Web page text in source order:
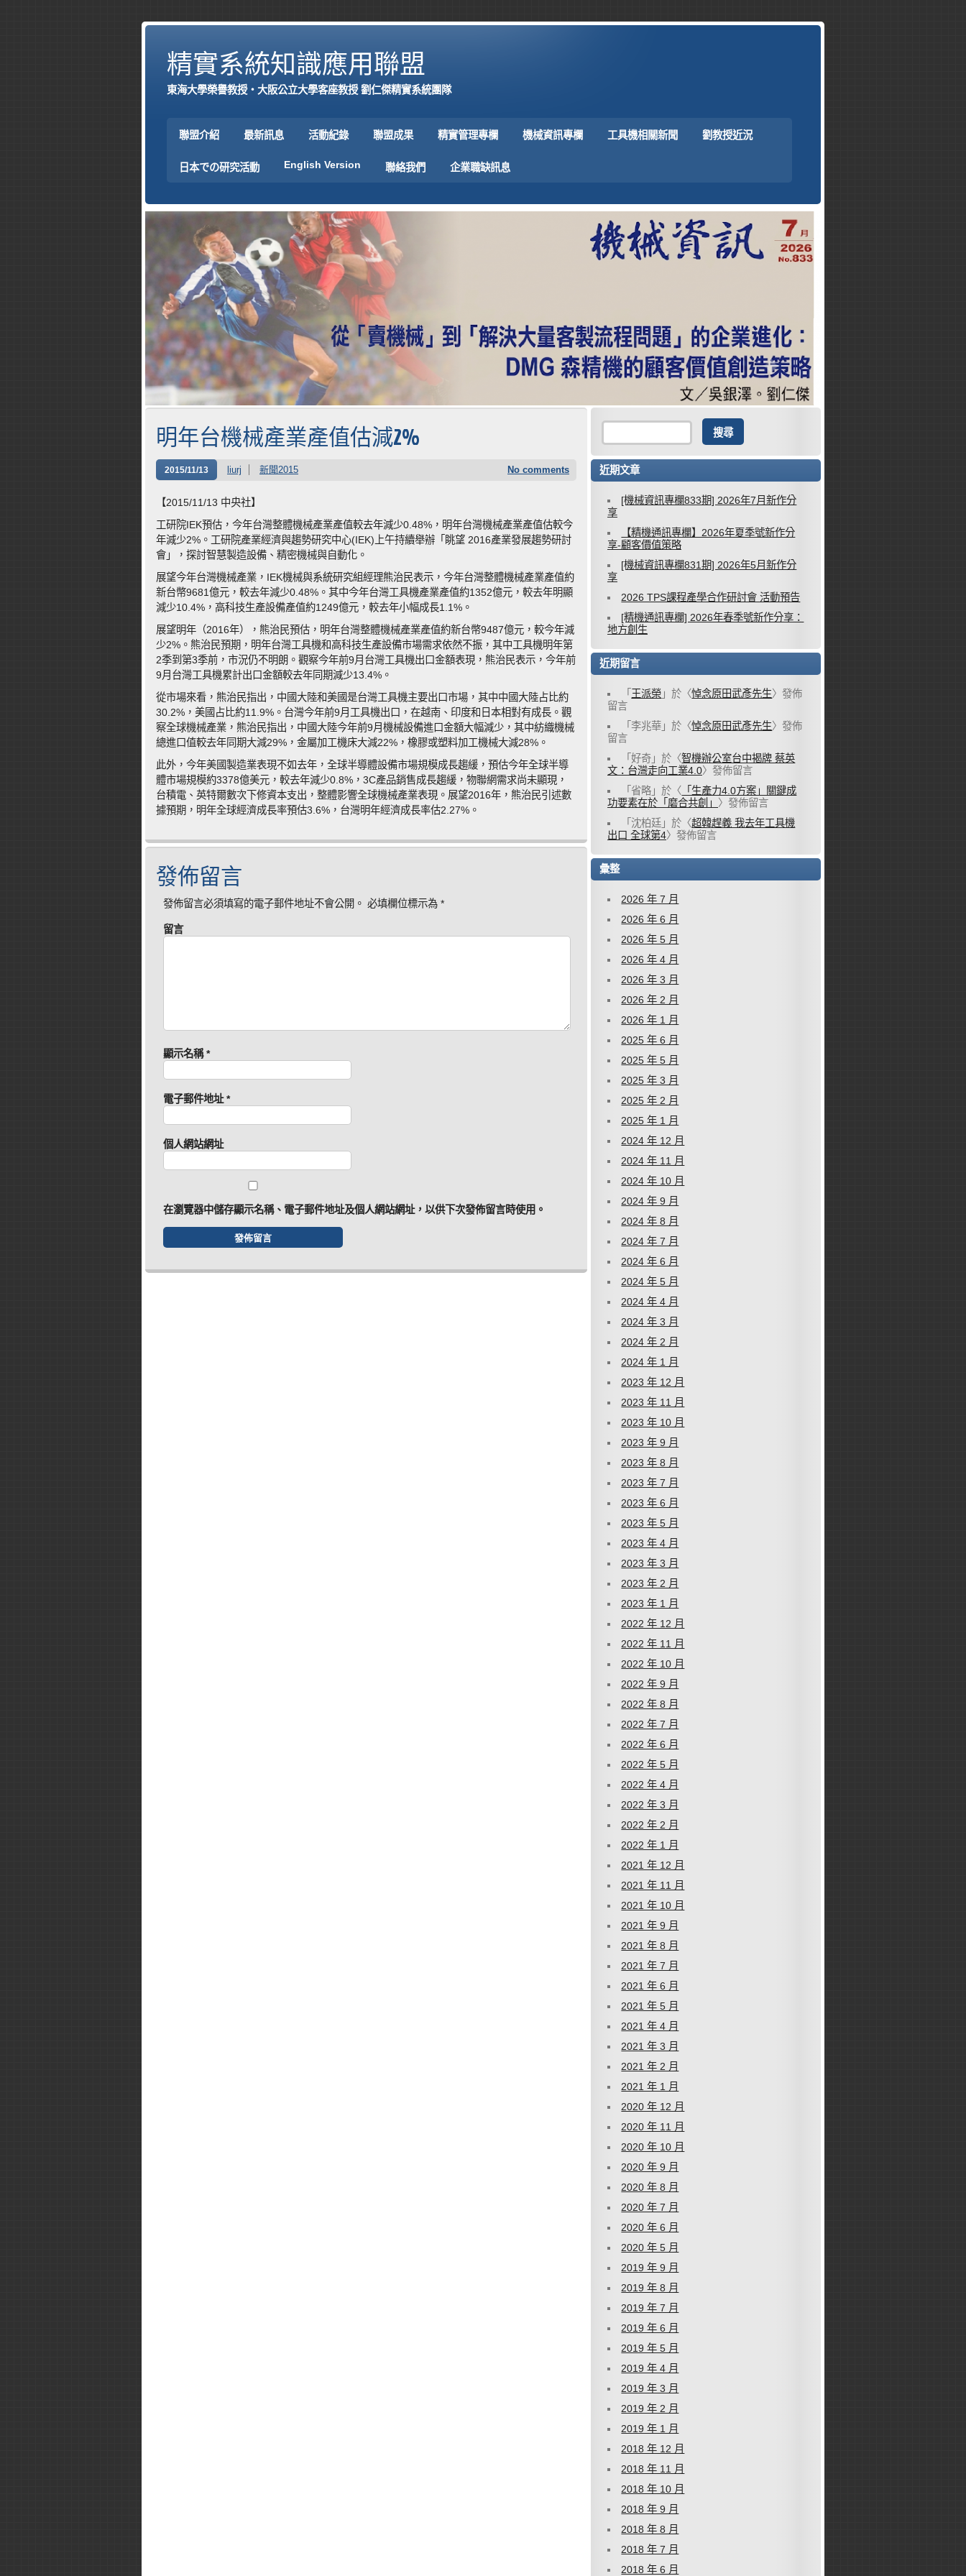
精實系統知識應用聯盟
東海大學榮譽教授‧大阪公立大學客座教授 劉仁傑精實系統團隊
聯盟介紹 最新訊息 活動紀錄 聯盟成果 精實管理專欄 機械資訊專欄 工具機相關新聞 劉教授近況
日本での研究活動 English Version 聯絡我們 企業職缺訊息
明年台機械產業產值估減2%
2015/11/13 liurj 新聞2015 No comments
【2015/11/13 中央社】
工研院IEK預估，今年台灣整體機械產業產值較去年減少0.48%，明年台灣機械產業產值估較今
年減少2%。工研院產業經濟與趨勢研究中心(IEK)上午持續舉辦「眺望 2016產業發展趨勢研討
會」，探討智慧製造設備、精密機械與自動化。
展望今年台灣機械產業，IEK機械與系統研究組經理熊治民表示，今年台灣整體機械產業產值約
新台幣9681億元，較去年減少0.48%。其中今年台灣工具機產業產值約1352億元，較去年明顯
減少10.4%，高科技生產設備產值約1249億元，較去年小幅成長1.1%。
展望明年（2016年），熊治民預估，明年台灣整體機械產業產值約新台幣9487億元，較今年減
少2%。熊治民預期，明年台灣工具機和高科技生產設備市場需求依然不振，其中工具機明年第
2季到第3季前，市況仍不明朗。觀察今年前9月台灣工具機出口金額表現，熊治民表示，今年前
9月台灣工具機累計出口金額較去年同期減少13.4%。
從市場來看，熊治民指出，中國大陸和美國是台灣工具機主要出口市場，其中中國大陸占比約
30.2%，美國占比約11.9%。台灣今年前9月工具機出口，在越南、印度和日本相對有成長。觀
察全球機械產業，熊治民指出，中國大陸今年前9月機械設備進口金額大幅減少，其中紡織機械
總進口值較去年同期大減29%，金屬加工機床大減22%，橡膠或塑料加工機械大減28%。
此外，今年美國製造業表現不如去年，全球半導體設備市場規模成長趨緩，預估今年全球半導
體市場規模約3378億美元，較去年減少0.8%，3C產品銷售成長趨緩，物聯網需求尚未顯現，
台積電、英特爾數次下修資本支出，整體影響全球機械產業表現。展望2016年，熊治民引述數
據預期，明年全球經濟成長率預估3.6%，台灣明年經濟成長率估2.27%。
發佈留言
發佈留言必須填寫的電子郵件地址不會公開。 必填欄位標示為 *
留言
顯示名稱*
電子郵件地址*
個人網站網址
在瀏覽器中儲存顯示名稱、電子郵件地址及個人網站網址，以供下次發佈留言時使用。
近期文章
[機械資訊專欄833期] 2026年7月新作分
享
【精機通訊專欄】2026年夏季號新作分
享-顧客價值策略
[機械資訊專欄831期] 2026年5月新作分
享
2026 TPS課程產學合作研討會 活動預告
[精機通訊專欄] 2026年春季號新作分享：
地方創生
近期留言
「 王派榮 」於〈悼念原田武彥先生〉發佈
留言
「李兆華 」於〈悼念原田武彥先生〉發佈
留言
「好奇 」於〈智機辦公室台中揭牌 蔡英
文：台灣走向工業4.0〉發佈留言
「 省略 」於〈 「生產力4.0方案」關鍵成
功要素在於「磨合共創」 〉發佈留言
「 沈柏廷 」於〈超韓趕義 我去年工具機
出口 全球第4〉發佈留言
彙整
2026 年 7 月
2026 年 6 月
2026 年 5 月
2026 年 4 月
2026 年 3 月
2026 年 2 月
2026 年 1 月
2025 年 6 月
2025 年 5 月
2025 年 3 月
2025 年 2 月
2025 年 1 月
2024 年 12 月
2024 年 11 月
2024 年 10 月
2024 年 9 月
2024 年 8 月
2024 年 7 月
2024 年 6 月
2024 年 5 月
2024 年 4 月
2024 年 3 月
2024 年 2 月
2024 年 1 月
2023 年 12 月
2023 年 11 月
2023 年 10 月
2023 年 9 月
2023 年 8 月
2023 年 7 月
2023 年 6 月
2023 年 5 月
2023 年 4 月
2023 年 3 月
2023 年 2 月
2023 年 1 月
2022 年 12 月
2022 年 11 月
2022 年 10 月
2022 年 9 月
2022 年 8 月
2022 年 7 月
2022 年 6 月
2022 年 5 月
2022 年 4 月
2022 年 3 月
2022 年 2 月
2022 年 1 月
2021 年 12 月
2021 年 11 月
2021 年 10 月
2021 年 9 月
2021 年 8 月
2021 年 7 月
2021 年 6 月
2021 年 5 月
2021 年 4 月
2021 年 3 月
2021 年 2 月
2021 年 1 月
2020 年 12 月
2020 年 11 月
2020 年 10 月
2020 年 9 月
2020 年 8 月
2020 年 7 月
2020 年 6 月
2020 年 5 月
2019 年 9 月
2019 年 8 月
2019 年 7 月
2019 年 6 月
2019 年 5 月
2019 年 4 月
2019 年 3 月
2019 年 2 月
2019 年 1 月
2018 年 12 月
2018 年 11 月
2018 年 10 月
2018 年 9 月
2018 年 8 月
2018 年 7 月
2018 年 6 月